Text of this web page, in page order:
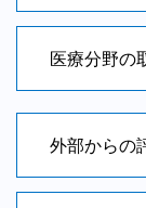
医療分野の
外部からの